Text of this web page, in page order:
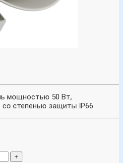
мощностью 50 Вт,
со степенью защиты IP66
+